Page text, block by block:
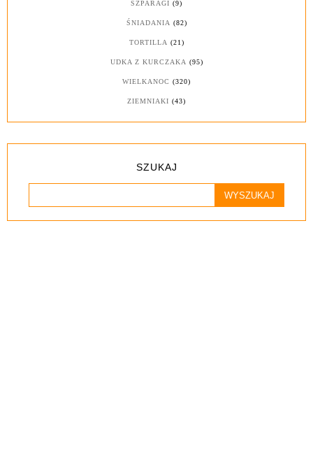
SZPARAGI (9)
ŚNIADANIA (82)
TORTILLA (21)
UDKA Z KURCZAKA (95)
WIELKANOC (320)
ZIEMNIAKI (43)
SZUKAJ